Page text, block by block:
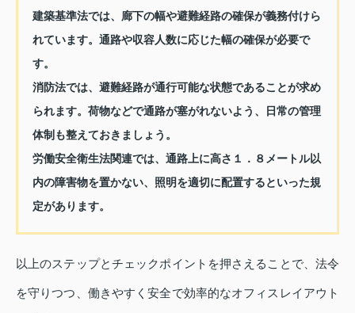
建築基準法では、廊下の幅や避難経路の確保が義務付けら
れています。通路や収容人数に応じた幅の確保が必要で
す。
消防法では、避難経路が通行可能な状態であることが求め
られます。荷物などで通路が塞がれないよう、日常の管理
体制も整えておきましょう。
労働安全衛生法関連では、通路上に高さ１．８メートル以
内の障害物を置かない、照明を適切に配置するといった規
定があります。
以上のステップとチェックポイントを押さえることで、法令
を守りつつ、働きやすく安全で効率的なオフィスレイアウト